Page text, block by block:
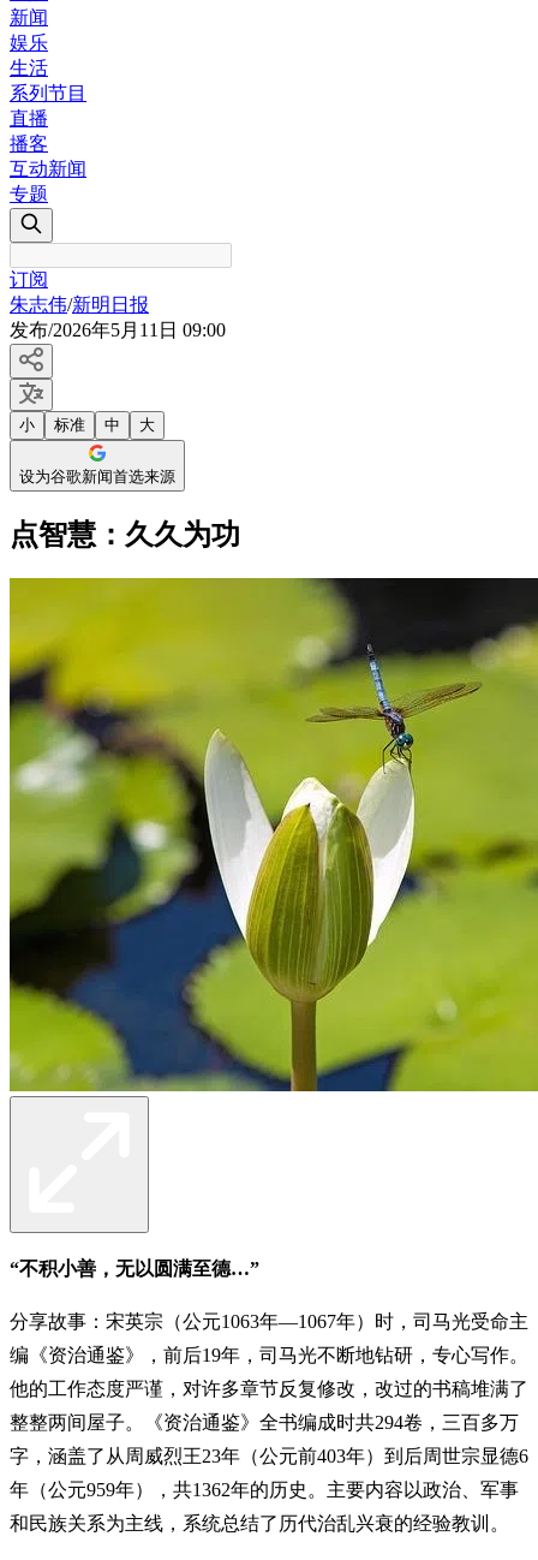
新闻
娱乐
生活
系列节目
直播
播客
互动新闻
专题
订阅
朱志伟/新明日报
发布/2026年5月11日 09:00
小 标准 中 大
设为谷歌新闻首选来源
点智慧：久久为功
“不积小善，无以圆满至德…”
分享故事：宋英宗（公元1063年—1067年）时，司马光受命主
编《资治通鉴》，前后19年，司马光不断地钻研，专心写作。
他的工作态度严谨，对许多章节反复修改，改过的书稿堆满了
整整两间屋子。《资治通鉴》全书编成时共294卷，三百多万
字，涵盖了从周威烈王23年（公元前403年）到后周世宗显德6
年（公元959年），共1362年的历史。主要内容以政治、军事
和民族关系为主线，系统总结了历代治乱兴衰的经验教训。